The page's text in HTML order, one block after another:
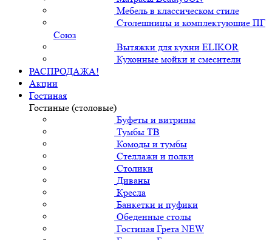
Мебель в классическом стиле
Столешницы и комплектующие ПГ
Союз
Вытяжки для кухни ELIKOR
Кухонные мойки и смесители
РАСПРОДАЖА!
Акции
Гостиная
Гостиные (столовые)
Буфеты и витрины
Тумбы ТВ
Комоды и тумбы
Стеллажи и полки
Столики
Диваны
Кресла
Банкетки и пуфики
Обеденные столы
Гостиная Грета NEW